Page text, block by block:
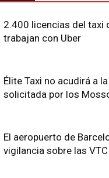
2.400 licencias del taxi
trabajan con Uber
Élite Taxi no acudirá a
solicitada por los
El aeropuerto de
vigilancia sobre las